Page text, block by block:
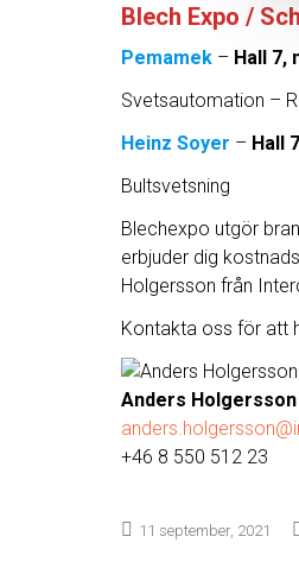
Blech Expo /
Pemamek – Hall 7,
Svetsautomation –
Heinz Soyer – Hall
Bultsvetsning
Blechexpo utgör
erbjuder dig
Holgersson från
Kontakta oss för att
Anders Holgersson
+46 8 550 512 23
11 september, 2021